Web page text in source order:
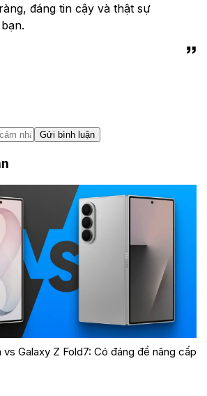
đáng tin cậy và thật sự
Gửi bình luận
vs Galaxy Z Fold7: Có đáng để nâng cấp